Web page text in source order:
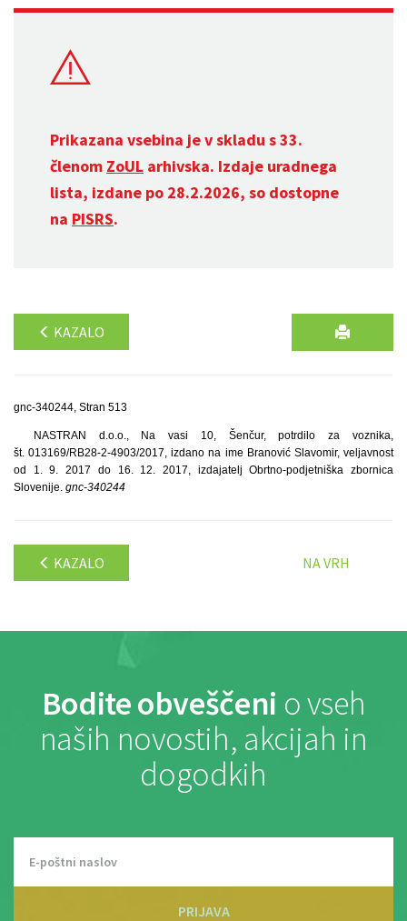
Prikazana vsebina je v skladu s 33.
členom ZoUL arhivska. Izdaje uradnega
lista, izdane po 28.2.2026, so dostopne
na PISRS.
KAZALO
gnc-340244, Stran 513
NASTRAN d.o.o., Na vasi 10, Šenčur, potrdilo za voznika,
št. 013169/RB28-2-4903/2017, izdano na ime Branović Slavomir, veljavnost
od 1. 9. 2017 do 16. 12. 2017, izdajatelj Obrtno-podjetniška zbornica
Slovenije. gnc-340244
KAZALO NA VRH
Bodite obveščeni o vseh
naših novostih, akcijah in
dogodkih
PRIJAVA